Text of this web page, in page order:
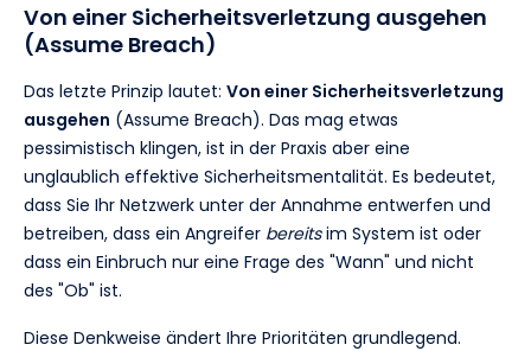
Von einer Sicherheitsverletzung ausgehen
(Assume Breach)
Das letzte Prinzip lautet: Von einer Sicherheitsverletzung
ausgehen (Assume Breach). Das mag etwas
pessimistisch klingen, ist in der Praxis aber eine
unglaublich effektive Sicherheitsmentalität. Es bedeutet,
dass Sie Ihr Netzwerk unter der Annahme entwerfen und
betreiben, dass ein Angreifer bereitsim System ist oder
dass ein Einbruch nur eine Frage des "Wann" und nicht
des "Ob" ist.
Diese Denkweise ändert Ihre Prioritäten grundlegend.